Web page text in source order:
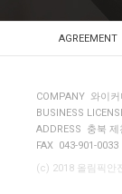
AGREEMENT
COMPANY 와이커
BUSINESS
ADDRESS 충북
FAX 043-901-0033
(c) 2018 올림픽안전